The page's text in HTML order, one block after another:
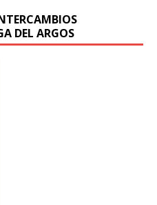
DEL ARGOS